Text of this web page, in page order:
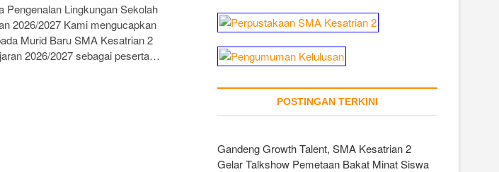
Pengenalan Lingkungan Sekolah
2026/2027 Kami mengucapkan
Murid Baru SMA Kesatrian 2
2026/2027 sebagai peserta…
POSTINGAN TERKINI
Gandeng Growth Talent, SMA Kesatrian 2
Gelar Talkshow Pemetaan Bakat Minat Siswa